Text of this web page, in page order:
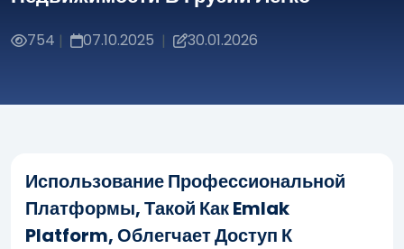
754 | 07.10.2025 | 30.01.2026
Использование Профессиональной
Платформы, Такой Как Emlak
Platform, Облегчает Доступ К